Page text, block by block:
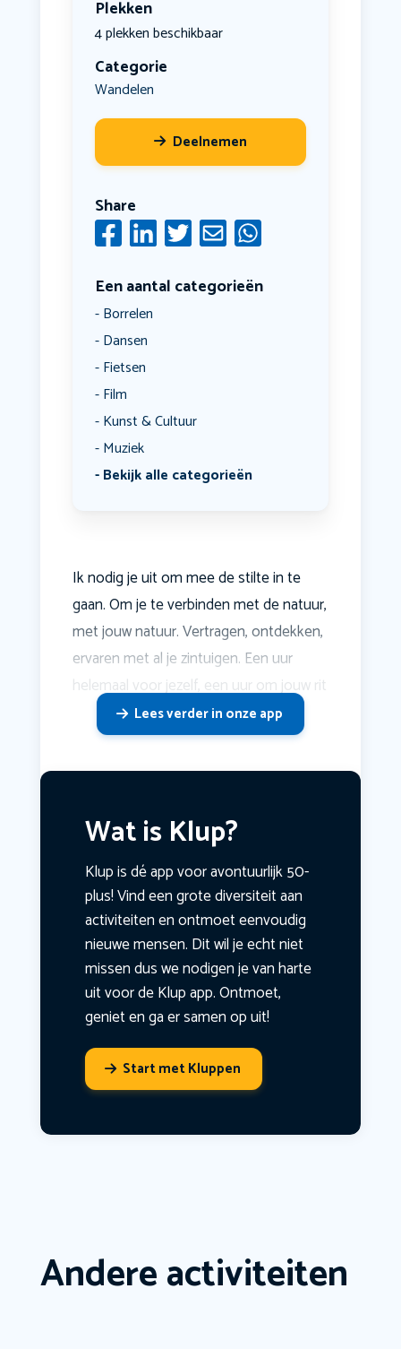
Plekken
4 plekken beschikbaar
Categorie
Wandelen
Deelnemen
Share
Een aantal categorieën
Borrelen
Dansen
Fietsen
Film
Kunst & Cultuur
Muziek
Bekijk alle categorieën
Ik nodig je uit om mee de stilte in te
gaan. Om je te verbinden met de natuur,
met jouw natuur. Vertragen, ontdekken,
ervaren met al je zintuigen. Een uur
helemaal voor jezelf, een uur om jouw rit
Lees verder in onze app
Wat is Klup?
Klup is dé app voor avontuurlijk 50-
plus! Vind een grote diversiteit aan
activiteiten en ontmoet eenvoudig
nieuwe mensen. Dit wil je echt niet
missen dus we nodigen je van harte
uit voor de Klup app. Ontmoet,
geniet en ga er samen op uit!
Start met Kluppen
Andere activiteiten